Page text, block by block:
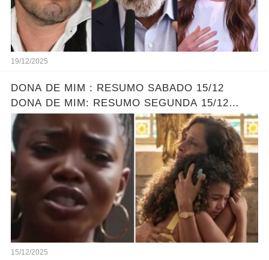
19/12/2025
DONA DE MIM : RESUMO SABADO 15/12
DONA DE MIM: RESUMO SEGUNDA 15/12
ELLEN ENCONTRA SOFIA - LEONA DESCOBRE
O PLANO DE ELLEN
15/12/2025